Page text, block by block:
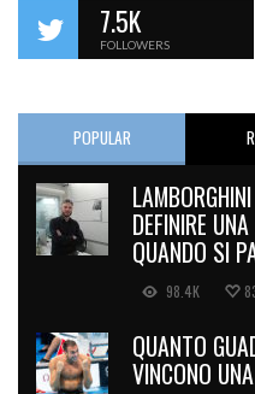
7.5K
FOLLOWERS
POPULAR
DEFINIRE
QUANDO SI
98.4K
QUANTO
VINCONO